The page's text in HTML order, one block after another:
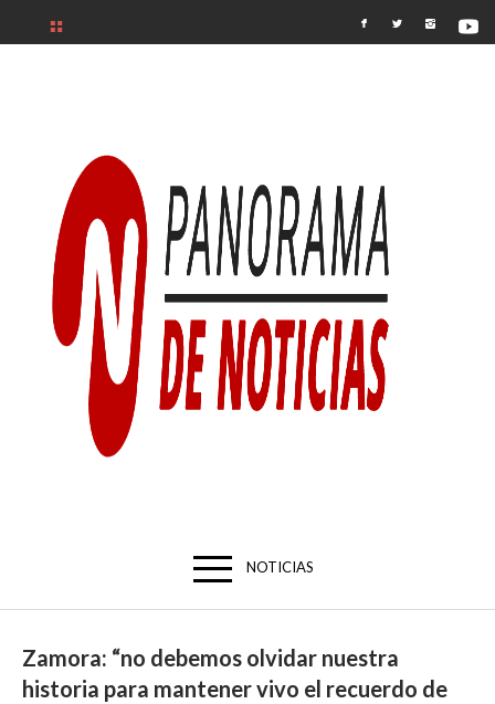
NOTICIAS
Zamora: “no debemos olvidar nuestra
historia para mantener vivo el recuerdo de